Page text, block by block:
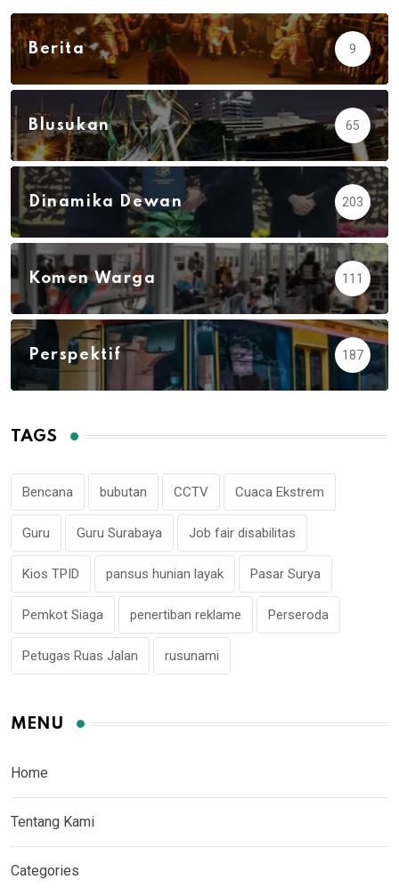
Berita 9
Blusukan 65
Dinamika Dewan 203
Komen Warga 111
Perspektif 187
TAGS
Bencana bubutan CCTV Cuaca Ekstrem
Guru Guru Surabaya Job fair disabilitas
Kios TPID pansus hunian layak Pasar Surya
Pemkot Siaga penertiban reklame Perseroda
Petugas Ruas Jalan rusunami
MENU
Home
Tentang Kami
Categories